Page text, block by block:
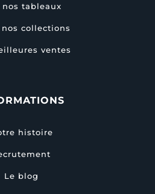
nos tableaux
nos collections
ventes
histoire
Le blog